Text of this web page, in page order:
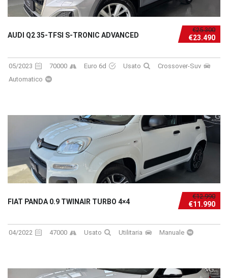
€25.300
€23.490
AUDI Q2 35-TFSI S-TRONIC ADVANCED
05/2023 70000 Euro 6d Usato
Crossover-Suv
Automatico
€12.990
€11.990
FIAT PANDA 0.9 TWINAIR TURBO 4×4
04/2022 47000 Usato Utilitaria Manuale